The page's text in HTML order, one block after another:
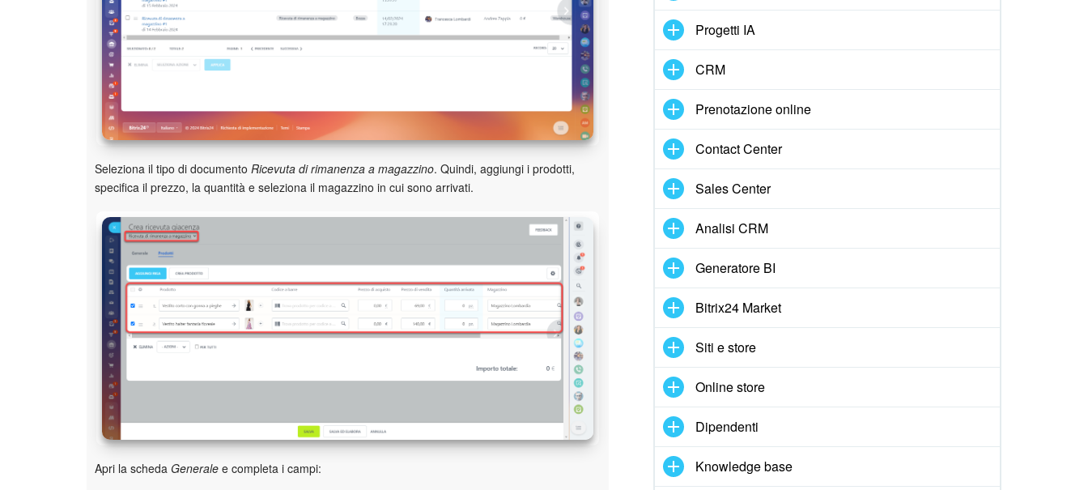
Seleziona il tipo di documento Ricevuta di rimanenza a magazzino. Quindi, aggiungi i prodotti,
specifica il prezzo, la quantità e seleziona il magazzino in cui sono arrivati.
Apri la scheda Generale e completa i campi:
Progetti IA
CRM
Prenotazione online
Contact Center
Sales Center
Analisi CRM
Generatore BI
Bitrix24 Market
Siti e store
Online store
Dipendenti
Knowledge base